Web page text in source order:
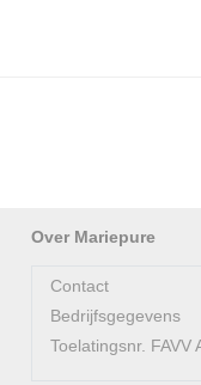
Over Mariepure
Contact
Bedrijfsgegevens
Toelatingsnr. FAVV